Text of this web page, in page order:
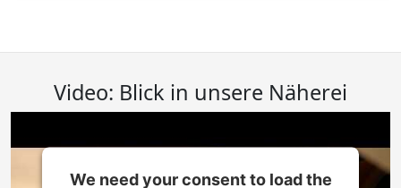
Video: Blick in unsere Näherei
We need your consent to load the